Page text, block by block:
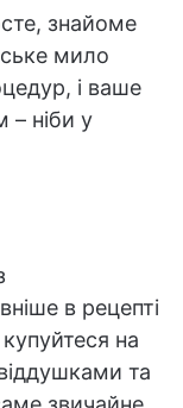
знайоме
мило
і ваше
– ніби у
в рецепті
на
та